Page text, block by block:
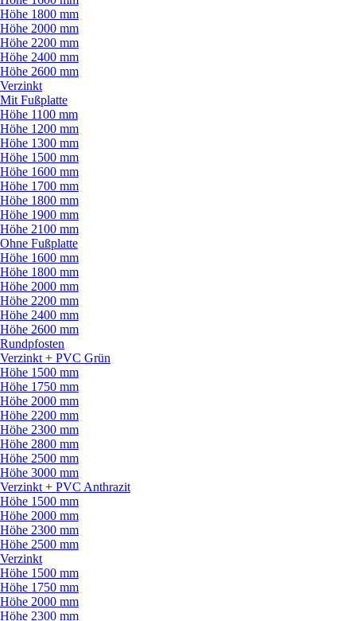
Höhe 1800 mm
Höhe 2000 mm
Höhe 2200 mm
Höhe 2400 mm
Höhe 2600 mm
Verzinkt
Mit Fußplatte
Höhe 1100 mm
Höhe 1200 mm
Höhe 1300 mm
Höhe 1500 mm
Höhe 1600 mm
Höhe 1700 mm
Höhe 1800 mm
Höhe 1900 mm
Höhe 2100 mm
Ohne Fußplatte
Höhe 1600 mm
Höhe 1800 mm
Höhe 2000 mm
Höhe 2200 mm
Höhe 2400 mm
Höhe 2600 mm
Rundpfosten
Verzinkt + PVC Grün
Höhe 1500 mm
Höhe 1750 mm
Höhe 2000 mm
Höhe 2200 mm
Höhe 2300 mm
Höhe 2800 mm
Höhe 2500 mm
Höhe 3000 mm
Verzinkt + PVC Anthrazit
Höhe 1500 mm
Höhe 2000 mm
Höhe 2300 mm
Höhe 2500 mm
Verzinkt
Höhe 1500 mm
Höhe 1750 mm
Höhe 2000 mm
Höhe 2300 mm